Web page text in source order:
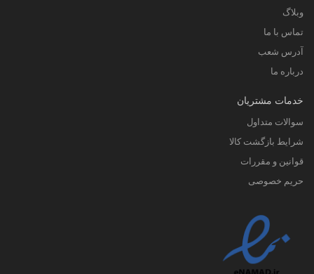
وبلاگ
تماس با ما
آدرس شعب
درباره ما
خدمات مشتریان
سوالات متداول
شرایط بازگشت کالا
قوانین و مقررات
حریم خصوصی